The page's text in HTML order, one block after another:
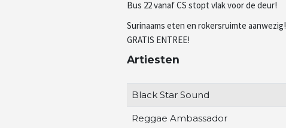
Bus 22 vanaf CS stopt vlak voor de deur!
Surinaams eten en rokersruimte aanwezig!
GRATIS ENTREE!
Artiesten
Black Star Sound
Reggae Ambassador